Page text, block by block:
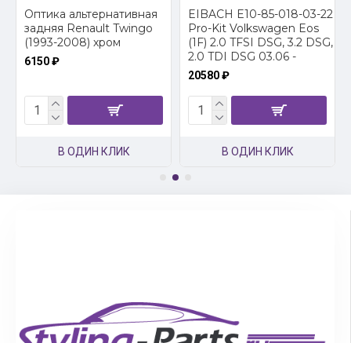
Оптика альтернативная
задняя Renault Twingo
(1993-2008) хром
6150 ₽
В ОДИН КЛИК
EIBACH E10-85-018-03-22
Pro-Kit Volkswagen Eos
(1F) 2.0 TFSI DSG, 3.2 DSG,
2.0 TDI DSG 03.06 -
20580 ₽
В ОДИН КЛИК